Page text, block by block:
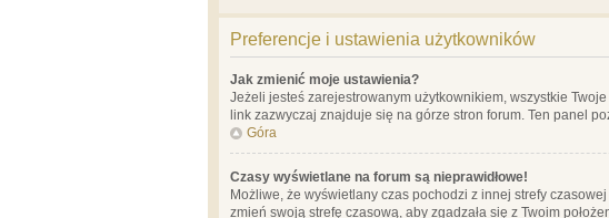
Preferencje i ustawienia użytkowników
Jak zmienić moje ustawienia?
Jeżeli jesteś zarejestrowanym użytkownikiem, wszystkie
link zazwyczaj znajduje się na górze stron forum. Ten panel
Góra
Czasy wyświetlane na forum są nieprawidłowe!
Możliwe, że wyświetlany czas pochodzi z innej strefy
zmień swoją strefę czasową, aby zgadzała się z Twoim